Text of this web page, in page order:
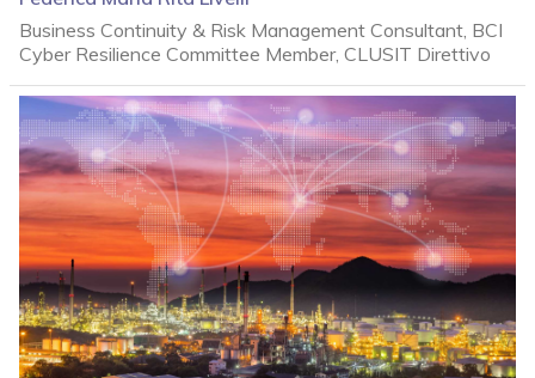
Business Continuity & Risk Management Consultant, BCI
Cyber Resilience Committee Member, CLUSIT Direttivo